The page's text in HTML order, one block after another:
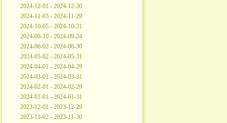
2024-12-01 - 2024-12-30
2024-11-03 - 2024-11-29
2024-10-05 - 2024-10-31
2024-09-10 - 2024-09-24
2024-06-02 - 2024-06-30
2024-05-02 - 2024-05-31
2024-04-01 - 2024-04-29
2024-03-01 - 2024-03-31
2024-02-01 - 2024-02-29
2024-01-01 - 2024-01-31
2023-12-01 - 2023-12-29
2023-11-02 - 2023-11-30